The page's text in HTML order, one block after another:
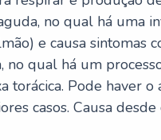
no qual há uma
e causa sintomas
no qual há um
torácica. Pode haver
casos. Causa